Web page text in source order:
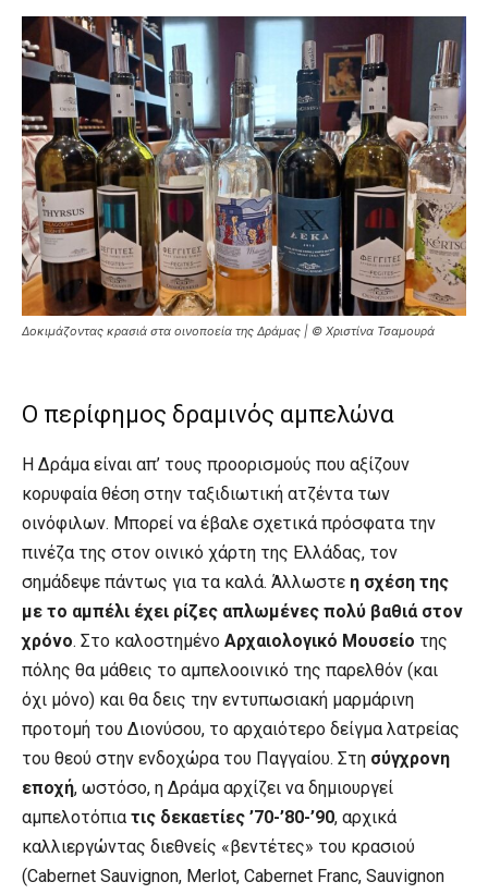
Δοκιμάζοντας κρασιά στα οινοποεία της Δράμας | © Χριστίνα Τσαμουρά
Ο περίφημος δραμινός αμπελώνα
Η Δράμα είναι απ’ τους προορισμούς που αξίζουν
κορυφαία θέση στην ταξιδιωτική ατζέντα των
οινόφιλων. Μπορεί να έβαλε σχετικά πρόσφατα την
πινέζα της στον οινικό χάρτη της Ελλάδας, τον
σημάδεψε πάντως για τα καλά. Άλλωστε η σχέση της
με το αμπέλι έχει ρίζες απλωμένες πολύ βαθιά στον
χρόνο. Στο καλοστημένο Αρχαιολογικό Μουσείο της
πόλης θα μάθεις το αμπελοοινικό της παρελθόν (και
όχι μόνο) και θα δεις την εντυπωσιακή μαρμάρινη
προτομή του Διονύσου, το αρχαιότερο δείγμα λατρείας
του θεού στην ενδοχώρα του Παγγαίου. Στη σύγχρονη
εποχή, ωστόσο, η Δράμα αρχίζει να δημιουργεί
αμπελοτόπια τις δεκαετίες ’70-’80-’90, αρχικά
καλλιεργώντας διεθνείς «βεντέτες» του κρασιού
(Cabernet Sauvignon, Merlot, Cabernet Franc, Sauvignon